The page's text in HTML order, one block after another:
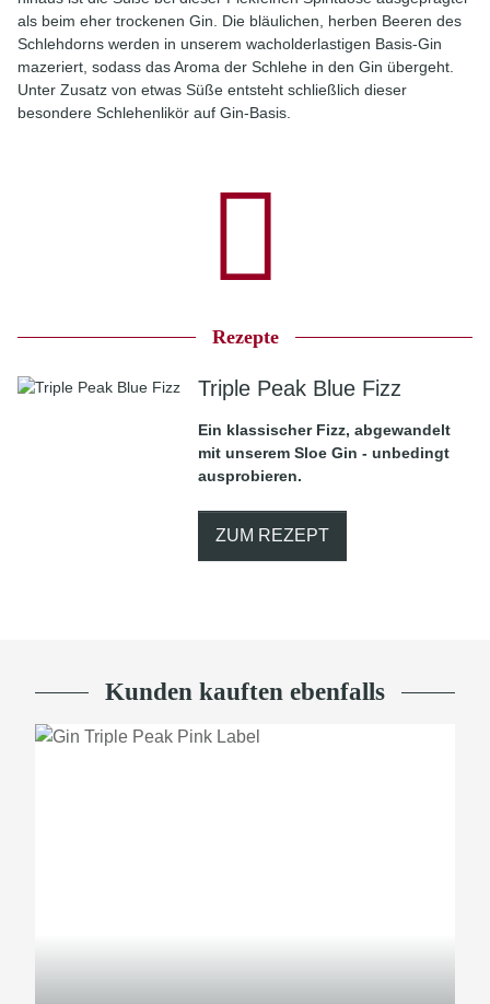
als beim eher trockenen Gin. Die bläulichen, herben Beeren des
Schlehdorns werden in unserem wacholderlastigen Basis-Gin
mazeriert, sodass das Aroma der Schlehe in den Gin übergeht.
Unter Zusatz von etwas Süße entsteht schließlich dieser
besondere Schlehenlikör auf Gin-Basis.
Rezepte
Triple Peak Blue Fizz
Ein klassischer Fizz, abgewandelt
mit unserem Sloe Gin - unbedingt
ausprobieren.
ZUM REZEPT
Kunden kauften ebenfalls